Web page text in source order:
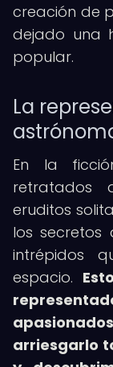
creación de
dejado una
popular.
La
En la
retratados
eruditos
los secretos
intrépidos
espacio.
arriesgarlo